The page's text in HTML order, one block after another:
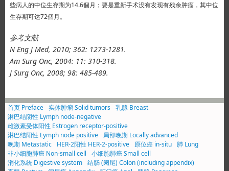
些病人的中位生存期为14.6個月；要是重新手术没有发现有残余肿瘤，其中位
生存期可达72個月。
参考文献
N Eng J Med, 2010; 362: 1273-1281.
Am Surg Onc, 2004: 11: 310-318.
J Surg Onc, 2008; 98: 485-489.
首页 Preface 实体肿瘤 Solid tumors 乳腺 Breast
淋巴结阴性 Lymph node-negative
雌激素受体阳性 Estrogen receptor-positive
淋巴结阳性 Lymph node positive
局部晚期 Locally advanced
晚期 Metastatic
HER-2阳性 HER-2-positive 原位癌 in-situ
肺 Lung
非小细胞肺癌 Non-small cell
小细胞肺癌 Small cell
消化系统 Digestive system 结肠 (阑尾) Colon (including appendix)